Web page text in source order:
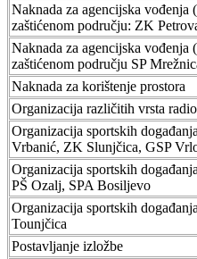
Naknada za agencijska
zaštićenom području: ZK
Naknada za agencijska
zaštićenom području SP
Naknada za korištenje prostora
Organizacija različitih vrsta
Organizacija sportskih
Vrbanić, ZK Slunjčica, GSP
Organizacija sportskih
PŠ Ozalj, SPA Bosiljevo
Organizacija sportskih
Tounjčica
Postavljanje izložbe